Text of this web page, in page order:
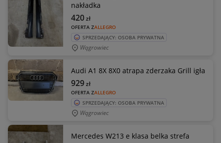
nakładka
OFERTA ZALLEGRO
420zł
SPRZEDAJĄCY: OSOBA PRYWATNA
Wągrowiec
Audi A1 8X 8X0 atrapa zderzaka Grill igła
OFERTA ZALLEGRO
929zł
SPRZEDAJĄCY: OSOBA PRYWATNA
Wągrowiec
Mercedes W213 e klasa belka strefa